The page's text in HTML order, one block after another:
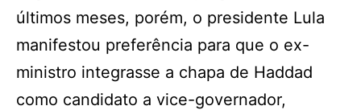
últimos meses, porém, o presidente Lula
manifestou preferência para que o ex-
ministro integrasse a chapa de Haddad
como candidato a vice-governador,